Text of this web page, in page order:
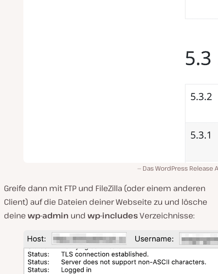
Das WordPress Release
Greife dann mit FTP und FileZilla (oder einem anderen
Client) auf die Dateien deiner Webseite zu und lösche
deine wp-admin und wp-includesVerzeichnisse: